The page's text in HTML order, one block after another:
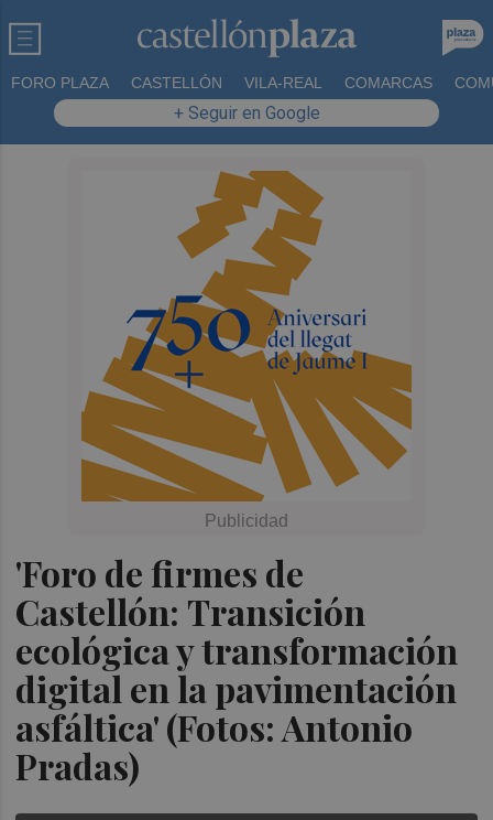
FORO PLAZA CASTELLÓN VILA-REAL COMARCAS
+ Seguir en Google
'Foro de firmes de
Castellón: Transición
ecológica y transformación
digital en la pavimentación
asfáltica' (Fotos: Antonio
Pradas)